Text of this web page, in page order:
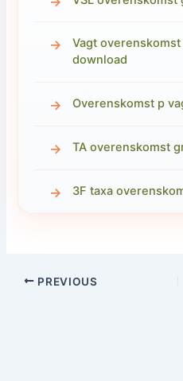
Vagt
download
Overenskomst p
TA overenskomst
3F taxa
PREVIOUS